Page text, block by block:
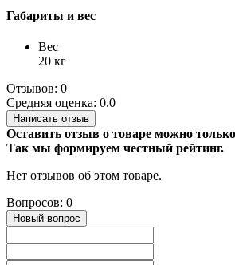
Габариты и вес
Вес
20 кг
Отзывов: 0
Средняя оценка: 0.0
Написать отзыв
Оставить отзыв о товаре можно
Так мы формируем честный рейтинг.
Нет отзывов об этом товаре.
Вопросов: 0
Новый вопрос